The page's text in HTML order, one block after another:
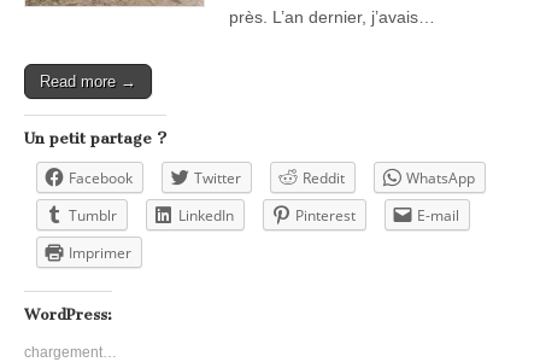
près. L’an dernier, j’avais…
Read more →
Un petit partage ?
Facebook Twitter Reddit
WhatsApp
Tumblr
LinkedIn Pinterest
E-mail
Imprimer
WordPress:
chargement…